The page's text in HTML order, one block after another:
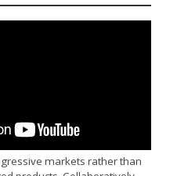
markets rather than